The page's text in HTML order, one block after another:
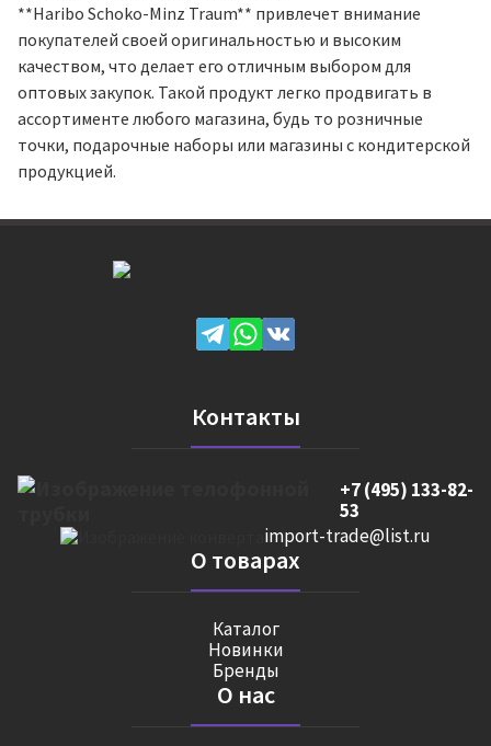
**Haribo Schoko-Minz Traum** привлечет внимание
покупателей своей оригинальностью и высоким
качеством, что делает его отличным выбором для
оптовых закупок. Такой продукт легко продвигать в
ассортименте любого магазина, будь то розничные
точки, подарочные наборы или магазины с кондитерской
продукцией.
Контакты
+7 (495) 133-82-
53
import-trade@list.ru
О товарах
Каталог
Новинки
Бренды
О нас